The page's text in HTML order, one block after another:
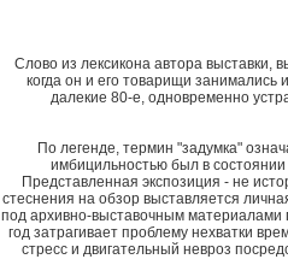
Слово из лексикона автора выставки,
когда он и его товарищи занимались
далекие 80-е, одновременно
По легенде, термин "задумка"
имбицильностью был в
Представленная экспозиция - не
стеснения на обзор выставляется
под архивно-выставочным материалами
год затрагивает проблему нехватки
стресс и двигательный невроз